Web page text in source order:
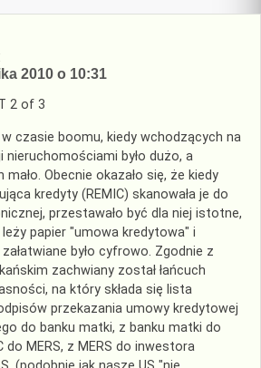
2010 o 10:31
2 of 3
w czasie boomu, kiedy wchodzących na
nieruchomościami było dużo, a
mało. Obecnie okazało się, że kiedy
kredyty (REMIC) skanowała je do
przestawało być dla niej istotne,
papier "umowa kredytowa" i
było cyfrowo. Zgodnie z
zachwiany został łańcuch
na który składa się lista
przekazania umowy kredytowej
do banku matki, z banku matki do
do MERS, z MERS do inwestora